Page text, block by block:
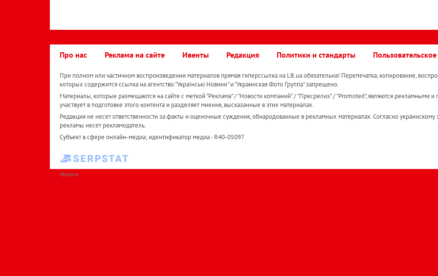
Про нас Реклама на сайте Ивенты Редакция Политики и стандарты
При полном или частичном воспроизведении материалов прямая гиперссылка на LB.ua обязательна! Перепечатка, копирование,
которых содержится ссылка на агентство "Українськi Новини" и "Украинская Фото Группа" запрещено.
Материалы, которые размещаются на сайте с меткой "Реклама" / "Новости компаний" / "Пресрелиз" / "Promoted", являются рекламными и
участвует в подготовке этого контента и разделяет мнения, высказанные в этих материалах.
Редакция не несет ответственности за факты и оценочные суждения, обнародованные в рекламных материалах. Согласно украинскому
рекламы несет рекламодатель.
Субъект в сфере онлайн-медиа; идентификатор медиа - R40-05097
РЕКЛАМА